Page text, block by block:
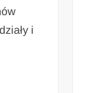
i